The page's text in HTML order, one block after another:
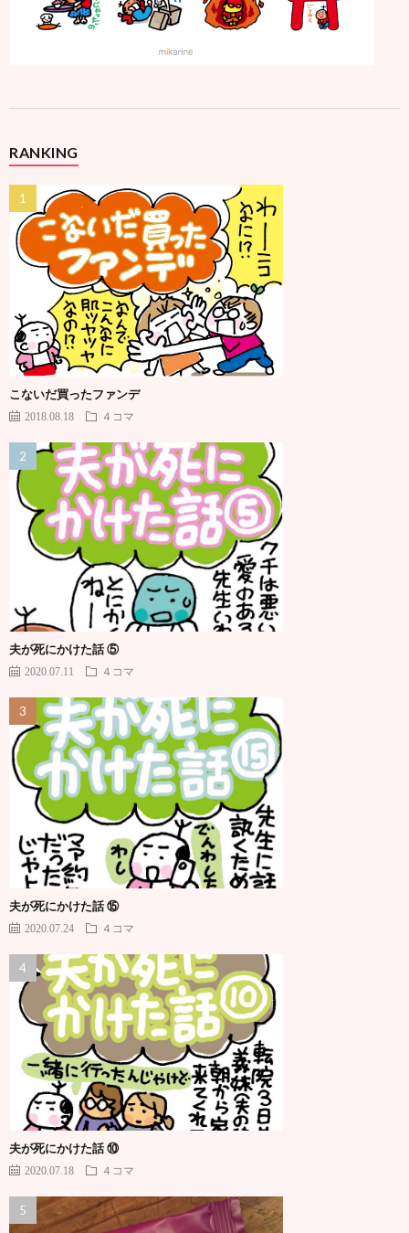
RANKING
こないだ買ったファンデ
2018.08.18 ４コマ
夫が死にかけた話 ⑤
2020.07.11 ４コマ
夫が死にかけた話 ⑮
2020.07.24 ４コマ
夫が死にかけた話 ⑩
2020.07.18 ４コマ